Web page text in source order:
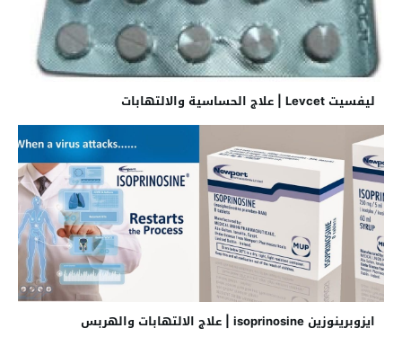
ليفسيت Levcet | علاج الحساسية والالتهابات
ايزوبرينوزين isoprinosine | علاج الالتهابات والهربس